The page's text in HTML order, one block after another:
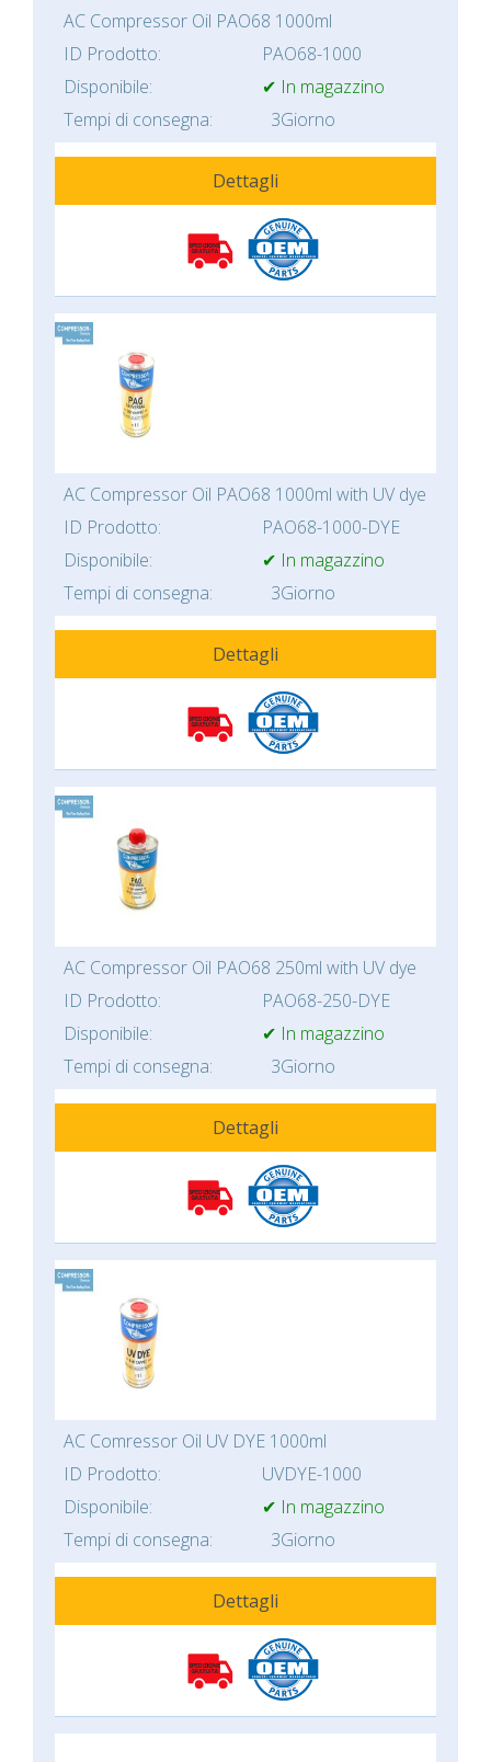
AC Compressor Oil PAO68 1000ml
ID Prodotto:
PAO68-1000
Disponibile:
✔ In magazzino
Tempi di consegna:
3Giorno
Dettagli
AC Compressor Oil PAO68 1000ml with UV dye
ID Prodotto:
PAO68-1000-DYE
Disponibile:
✔ In magazzino
Tempi di consegna:
3Giorno
Dettagli
AC Compressor Oil PAO68 250ml with UV dye
ID Prodotto:
PAO68-250-DYE
Disponibile:
✔ In magazzino
Tempi di consegna:
3Giorno
Dettagli
AC Comressor Oil UV DYE 1000ml
ID Prodotto:
UVDYE-1000
Disponibile:
✔ In magazzino
Tempi di consegna:
3Giorno
Dettagli